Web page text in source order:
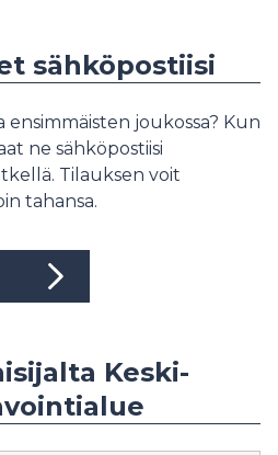
sähköpostiisi
ensimmäisten joukossa? Kun
ne sähköpostiisi
Tilauksen voit
tahansa.
Keski-